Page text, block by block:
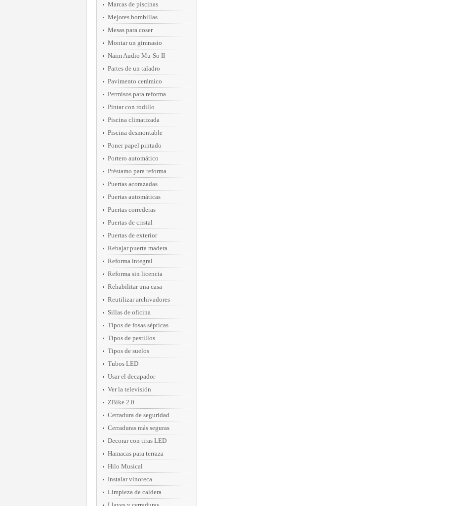
Marcas de piscinas
Mejores bombillas
Mesas para coser
Montar un gimnasio
Naim Audio Mu-So II
Partes de un taladro
Pavimento cerámico
Permisos para reforma
Pintar con rodillo
Piscina climatizada
Piscina desmontable
Poner papel pintado
Portero automático
Préstamo para reforma
Puertas acorazadas
Puertas automáticas
Puertas correderas
Puertas de cristal
Puertas de exterior
Rebajar puerta madera
Reforma integral
Reforma sin licencia
Rehabilitar una casa
Reutilizar archivadores
Sillas de oficina
Tipos de fosas sépticas
Tipos de pestillos
Tipos de suelos
Tubos LED
Usar el decapador
Ver la televisión
ZBike 2.0
Cerradura de seguridad
Cerraduras más seguras
Decorar con tiras LED
Hamacas para terraza
Hilo Musical
Instalar vinoteca
Limpieza de caldera